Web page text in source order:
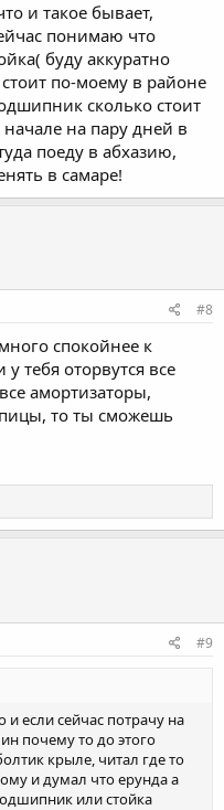
и такое бывает,
понимаю что
буду аккуратно
стоит по-моему в районе
сколько стоит
начале на пару дней в
поеду в абхазию,
в самаре!
#8
спокойнее к
тебя оторвутся все
амортизаторы,
то ты сможешь
#9
если сейчас потрачу на
почему то до этого
крыле, читал где то
и думал что ерунда а
или стойка